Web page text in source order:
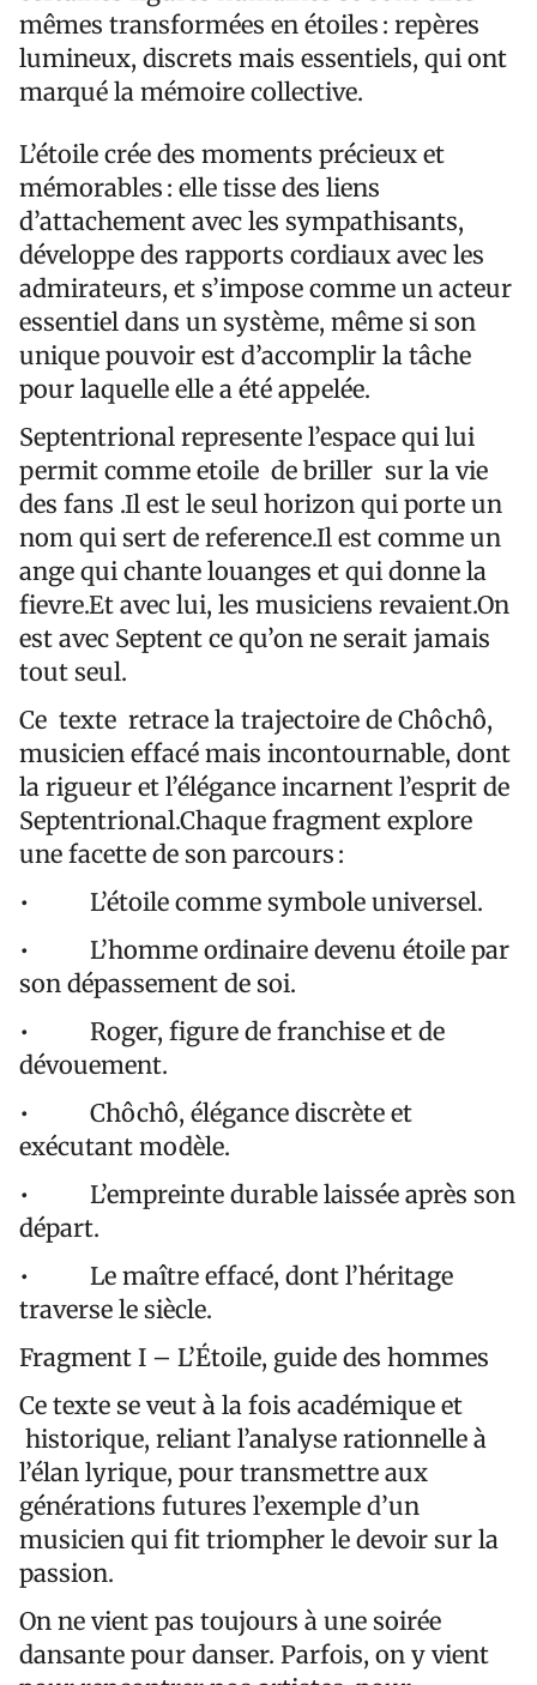
mêmes transformées en étoiles : repères
lumineux, discrets mais essentiels, qui ont
marqué la mémoire collective.
L’étoile crée des moments précieux et
mémorables : elle tisse des liens
d’attachement avec les sympathisants,
développe des rapports cordiaux avec les
admirateurs, et s’impose comme un acteur
essentiel dans un système, même si son
unique pouvoir est d’accomplir la tâche
pour laquelle elle a été appelée.
Septentrional represente l’espace qui lui
permit comme etoile de briller sur la vie
des fans .Il est le seul horizon qui porte un
nom qui sert de reference.Il est comme un
ange qui chante louanges et qui donne la
fievre.Et avec lui, les musiciens revaient.On
est avec Septent ce qu’on ne serait jamais
tout seul.
Ce texte retrace la trajectoire de Chôchô,
musicien effacé mais incontournable, dont
la rigueur et l’élégance incarnent l’esprit de
Septentrional.Chaque fragment explore
une facette de son parcours :
• L’étoile comme symbole universel.
• L’homme ordinaire devenu étoile par
son dépassement de soi.
• Roger, figure de franchise et de
dévouement.
• Chôchô, élégance discrète et
exécutant modèle.
• L’empreinte durable laissée après son
départ.
• Le maître effacé, dont l’héritage
traverse le siècle.
Fragment I – L’Étoile, guide des hommes
Ce texte se veut à la fois académique et
historique, reliant l’analyse rationnelle à
l’élan lyrique, pour transmettre aux
générations futures l’exemple d’un
musicien qui fit triompher le devoir sur la
passion.
On ne vient pas toujours à une soirée
dansante pour danser. Parfois, on y vient